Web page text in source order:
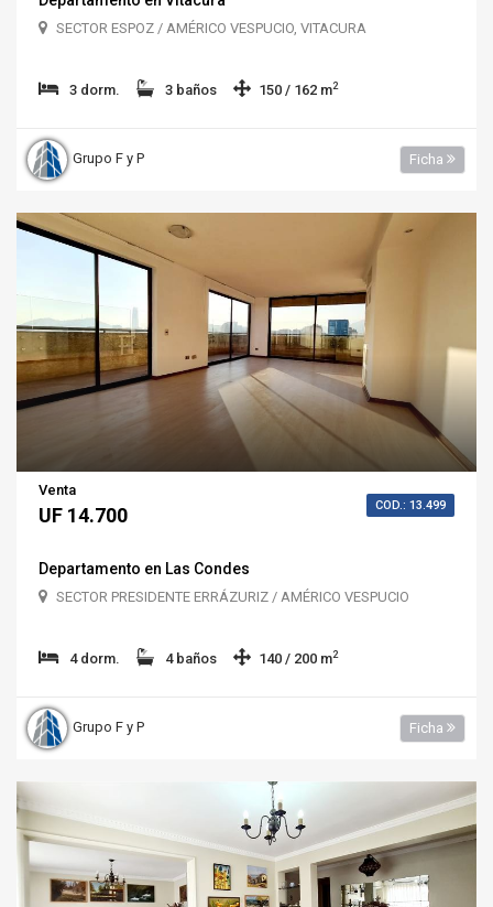
SECTOR ESPOZ / AMÉRICO VESPUCIO, VITACURA
3 dorm. 3 baños 150 / 162 m2
Grupo F y P Ficha
Venta
UF 14.700 COD.: 13.499
Departamento en Las Condes
SECTOR PRESIDENTE ERRÁZURIZ / AMÉRICO VESPUCIO
4 dorm. 4 baños 140 / 200 m2
Grupo F y P Ficha